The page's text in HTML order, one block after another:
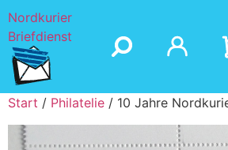
Nordkurier
Briefdienst
Start / Philatelie / 10 Jahre